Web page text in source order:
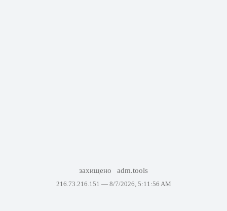
захищено adm.tools
216.73.216.151 — 8/7/2026, 5:11:56 AM